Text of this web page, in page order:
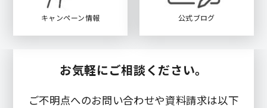
キャンペーン情報 公式ブログ
お気軽にご相談ください。
ご不明点へのお問い合わせや資料請求は以下